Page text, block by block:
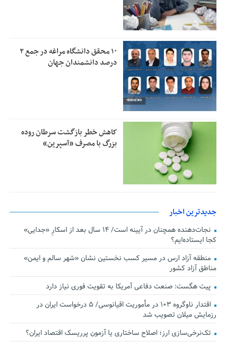
۱۰ محقق دانشگاه مراغه در جمع ۲
درصد دانشمندان جهان
کاهش خطر بازگشت سرطان روده
بزرگ با مصرف «آسپرین»
جدیدترین اخبار
نجات‌دهنده‌ همچنان در آیینه است/ ۱۴ سال بعد از اسکارِ «جدایی»
کجا ایستاده‌ایم؟
منطقه آزاد ارس در مسیر کسب نخستین نشان «شهر سالم و ایمن»
مناطق آزاد کشور
پیت هگست: صنعت دفاعی آمریکا به تقویت فوری نیاز دارد
اقتدار ناوگروه ۱۰۳ در مأموریت‌ اقیانوسی/ ۵ درخواست ایران در
رزمایش میلان تصویب شد
تک‌نرخی‌سازی ارز؛ اصلاح ساختاری یا آزمون پرریسک اقتصاد ایران؟